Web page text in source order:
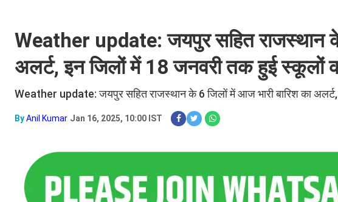
Weather update: जयपुर सहित राजस्थान
अलर्ट, इन जिलों में 18 जनवरी तक हुई स्कूलों
Weather update: जयपुर सहित राजस्थान के 6 जिलों में आज भारी बारिश का
ByAnil Kumar Jan 16, 2025, 10:00 IST